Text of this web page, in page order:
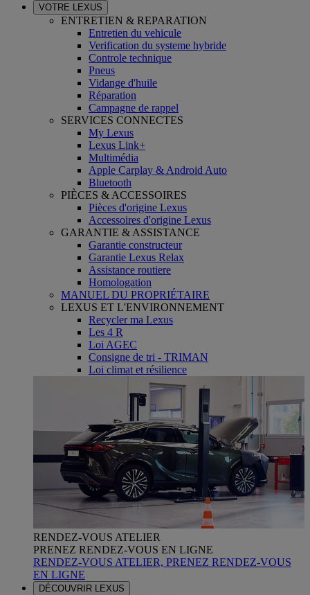
VOTRE LEXUS
ENTRETIEN & REPARATION
Entretien du vehicule
Verification du systeme hybride
Controle technique
Pneus
Vidange d'huile
Réparation
Campagne de rappel
SERVICES CONNECTES
My Lexus
Lexus Link+
Multimédia
Apple Carplay & Android Auto
Bluetooth
PIÈCES & ACCESSOIRES
Pièces d'origine Lexus
Accessoires d'origine Lexus
GARANTIE & ASSISTANCE
Garantie constructeur
Garantie Lexus Relax
Assistance routiere
Homologation
MANUEL DU PROPRIÉTAIRE
LEXUS ET L'ENVIRONNEMENT
Recycler ma Lexus
Les 4 R
Loi AGEC
Consigne de tri - TRIMAN
Loi climat et résilience
RENDEZ-VOUS ATELIER
PRENEZ RENDEZ-VOUS EN LIGNE
RENDEZ-VOUS ATELIER, PRENEZ RENDEZ-VOUS
EN LIGNE
DÉCOUVRIR LEXUS